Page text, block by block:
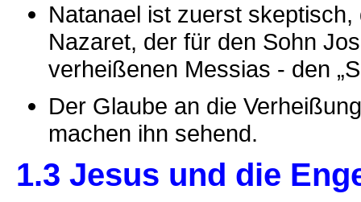
Natanael ist zuerst
Nazaret, der für den Sohn
verheißenen Messias - den
Der Glaube an die
machen ihn sehend.
1.3 Jesus und die